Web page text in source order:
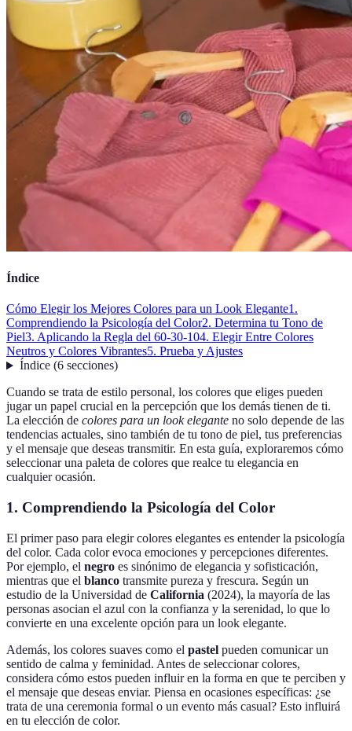
Índice
Cómo Elegir los Mejores Colores para un Look Elegante1.
Comprendiendo la Psicología del Color2. Determina tu Tono de
Piel3. Aplicando la Regla del 60-30-104. Elegir Entre Colores
Neutros y Colores Vibrantes5. Prueba y Ajustes
Índice(6 secciones)
Cuando se trata de estilo personal, los colores que eliges pueden
jugar un papel crucial en la percepción que los demás tienen de ti.
La elección de colores para un look elegante no solo depende de las
tendencias actuales, sino también de tu tono de piel, tus preferencias
y el mensaje que deseas transmitir. En esta guía, exploraremos cómo
seleccionar una paleta de colores que realce tu elegancia en
cualquier ocasión.
1. Comprendiendo la Psicología del Color
El primer paso para elegir colores elegantes es entender la psicología
del color. Cada color evoca emociones y percepciones diferentes.
Por ejemplo, el negro es sinónimo de elegancia y sofisticación,
mientras que el blanco transmite pureza y frescura. Según un
estudio de la Universidad de California (2024), la mayoría de las
personas asocian el azul con la confianza y la serenidad, lo que lo
convierte en una excelente opción para un look elegante.
Además, los colores suaves como el pastel pueden comunicar un
sentido de calma y feminidad. Antes de seleccionar colores,
considera cómo estos pueden influir en la forma en que te perciben y
el mensaje que deseas enviar. Piensa en ocasiones específicas: ¿se
trata de una ceremonia formal o un evento más casual? Esto influirá
en tu elección de color.